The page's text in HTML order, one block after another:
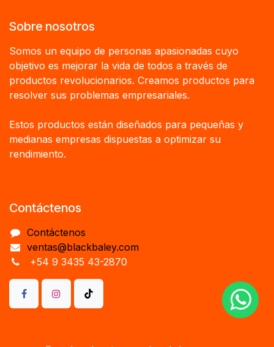
Sobre nosotros
Somos un equipo de personas apasionadas cuyo
objetivo es mejorar la vida de todos a través de
productos revolucionarios. Creamos productos para
resolver sus problemas empresariales.
Estos productos están diseñados para pequeñas y
medianas empresas dispuestas a optimizar su
rendimiento.
Contáctenos
Contáctenos
ventas@blackbaley.com
+54 9 3435 43-2870